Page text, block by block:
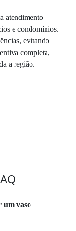
atendimento
e condomínios.
evitando
completa,
a região.
um vaso